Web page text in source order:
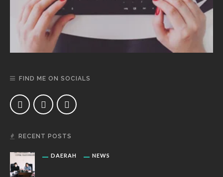
FIND ME ON SOCIALS
RECENT POSTS
DAERAH NEWS